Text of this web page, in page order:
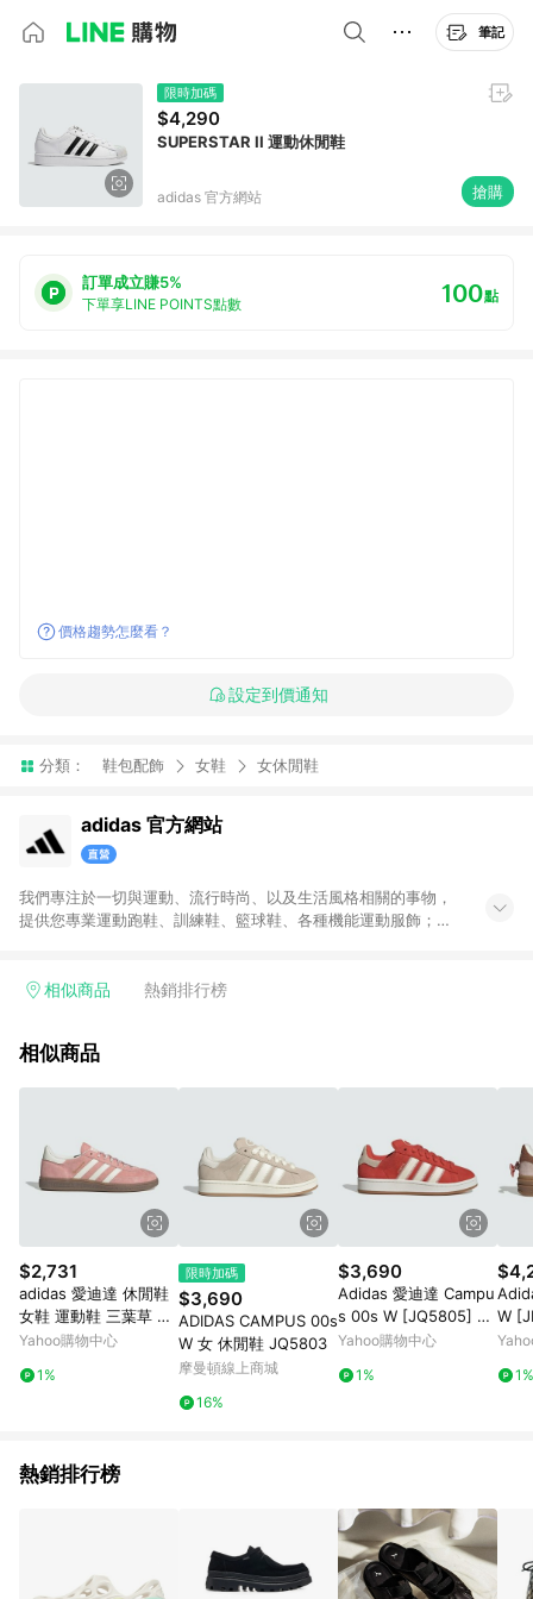
筆記
限時加碼
$4,290
SUPERSTAR II 運動休閒鞋
adidas 官方網站 搶購
訂單成立賺5%
下單享LINE POINTS點數 100點
價格趨勢怎麼看？
設定到價通知
分類： 鞋包配飾 女鞋 女休閒鞋
adidas 官方網站
我們專注於一切與運動、流行時尚、以及生活風格相關的事物，
提供您專業運動跑鞋、訓練鞋、籃球鞋、各種機能運動服飾；也
定期舉辦的優惠活動，加上滿1,500免運與七天鑑賞期服務，讓您
品牌聯名專區及特殊指定商品，恕不參與LINE購物點數回饋活
相似商品 熱銷排行榜
相似商品
$2,731
adidas 愛迪達 休閒鞋
女鞋 運動鞋 三葉草 H
ANDBALL SPEZIAL 粉
Yahoo購物中心
1%
限時加碼
$3,690
ADIDAS CAMPUS 00s
W 女 休閒鞋 JQ5803
摩曼頓線上商城
16%
$3,690
Adidas 愛迪達 Campu
s 00s W [JQ5805] 女
運動休閒鞋 復古鞋 滑
Yahoo購物中心
1%
W
閒鞋
1%
熱銷排行榜